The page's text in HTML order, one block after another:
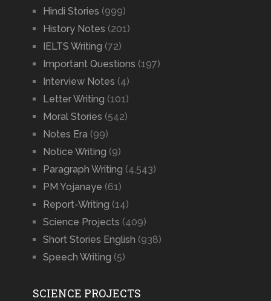
Hindi Stories (999)
History Notes (201)
IELTS Writing (72)
Important Questions (197)
Interview Notes (4)
Letter Writing (101)
Moral Stories (542)
Notes Era (99)
Notice Writing (9)
Paragraph Writing (4,543)
PM Yojanaye (61)
Report-Writing (14)
Science Projects (409)
Short Stories English (938)
Speech Writing (5)
SCIENCE PROJECTS